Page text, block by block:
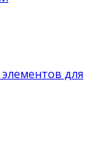
для